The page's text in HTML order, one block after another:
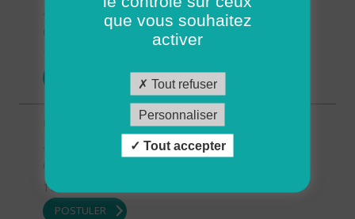
26 - Drôme
Infirmier référent (H/F)
10/07/2026
POSTULER
que vous souhaitez
activer
Tout refuser
Personnaliser
Tout accepter